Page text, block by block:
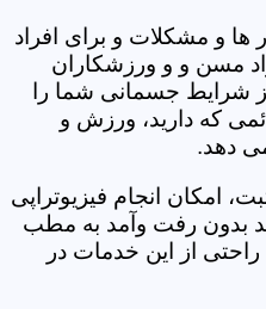
ها و مشکلات و برای افراد
مسن و و ورزشکاران
شرایط جسمانی شما را
که دارید، ورزش و
دهد.
امکان انجام فیزیوتراپی
بدون رفت وآمد به مطب
از این خدمات در